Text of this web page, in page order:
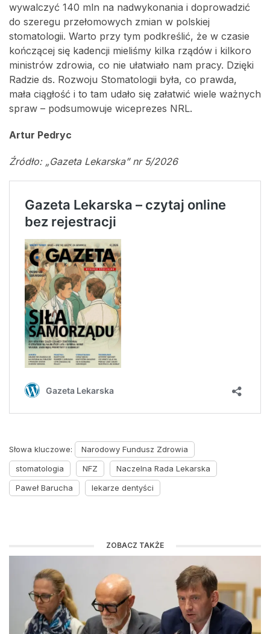
wywalczyć 140 mln na nadwykonania i doprowadzić
do szeregu przełomowych zmian w polskiej
stomatologii. Warto przy tym podkreślić, że w czasie
kończącej się kadencji mieliśmy kilka rządów i kilkoro
ministrów zdrowia, co nie ułatwiało nam pracy. Dzięki
Radzie ds. Rozwoju Stomatologii była, co prawda,
mała ciągłość i to tam udało się załatwić wiele ważnych
spraw – podsumowuje wiceprezes NRL.
Artur Pedryc
Źródło: „Gazeta Lekarska” nr 5/2026
Słowa kluczowe:
Narodowy Fundusz Zdrowia
stomatologia
NFZ
Naczelna Rada Lekarska
Paweł Barucha
lekarze dentyści
ZOBACZ TAKŻE